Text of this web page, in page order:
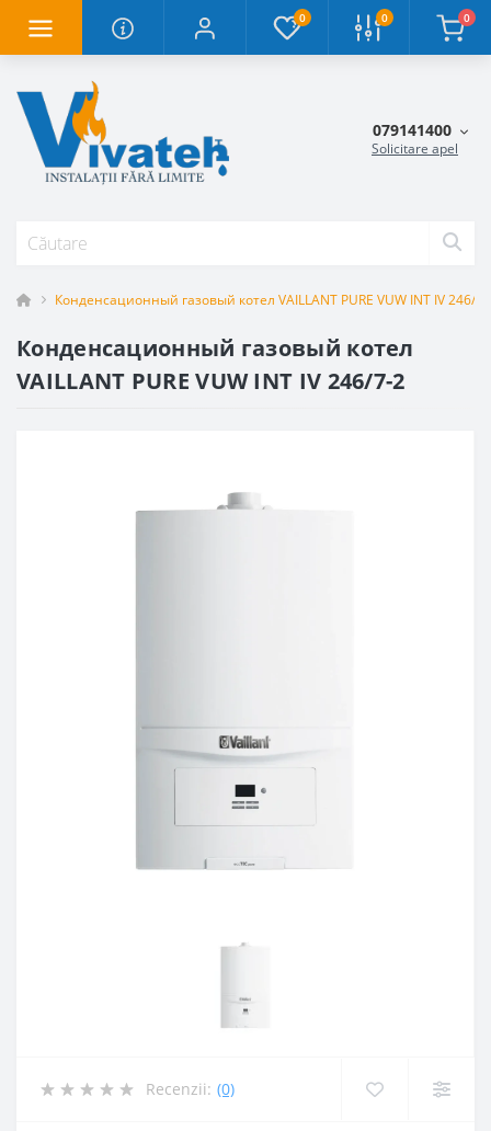
0 0 0
079141400
Solicitare apel
Конденсационный газовый котел VAILLANT PURE VUW INT IV 246/7-
Конденсационный газовый котел
VAILLANT PURE VUW INT IV 246/7-2
Recenzii: (0)